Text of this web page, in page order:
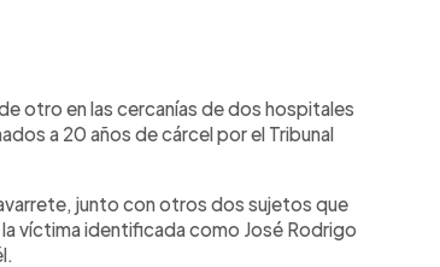
otro en las cercanías de dos hospitales
a 20 años de cárcel por el Tribunal
junto con otros dos sujetos que
víctima identificada como José Rodrigo